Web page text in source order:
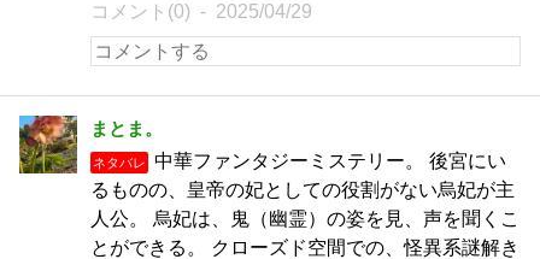
コメント(0) 2025/04/29
まとま。
ネタバレ
中華ファンタジーミステリー。 後宮にい
るものの、皇帝の妃としての役割がない烏妃が主
人公。 烏妃は、鬼（幽霊）の姿を見、声を聞くこ
とができる。 クローズド空間での、怪異系謎解き